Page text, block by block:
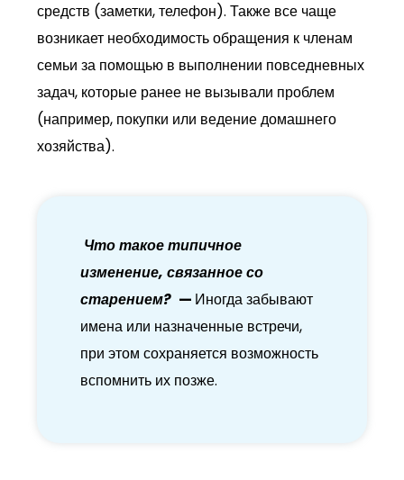
средств (заметки, телефон). Также все чаще
возникает необходимость обращения к членам
семьи за помощью в выполнении повседневных
задач, которые ранее не вызывали проблем
(например, покупки или ведение домашнего
хозяйства).
Что такое типичное
изменение, связанное со
старением? — Иногда забывают
имена или назначенные встречи,
при этом сохраняется возможность
вспомнить их позже.